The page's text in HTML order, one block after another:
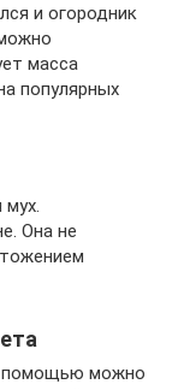
и огородник
масса
популярных
Она не
помощью можно